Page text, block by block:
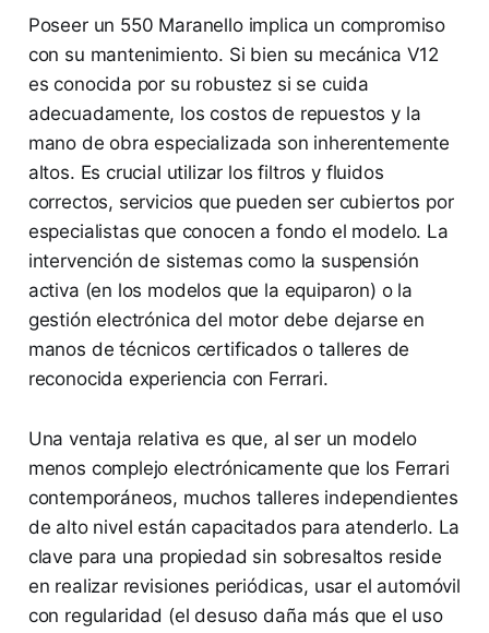
Poseer un 550 Maranello implica un compromiso
con su mantenimiento. Si bien su mecánica V12
es conocida por su robustez si se cuida
adecuadamente, los costos de repuestos y la
mano de obra especializada son inherentemente
altos. Es crucial utilizar los filtros y fluidos
correctos, servicios que pueden ser cubiertos por
especialistas que conocen a fondo el modelo. La
intervención de sistemas como la suspensión
activa (en los modelos que la equiparon) o la
gestión electrónica del motor debe dejarse en
manos de técnicos certificados o talleres de
reconocida experiencia con Ferrari.
Una ventaja relativa es que, al ser un modelo
menos complejo electrónicamente que los Ferrari
contemporáneos, muchos talleres independientes
de alto nivel están capacitados para atenderlo. La
clave para una propiedad sin sobresaltos reside
en realizar revisiones periódicas, usar el automóvil
con regularidad (el desuso daña más que el uso